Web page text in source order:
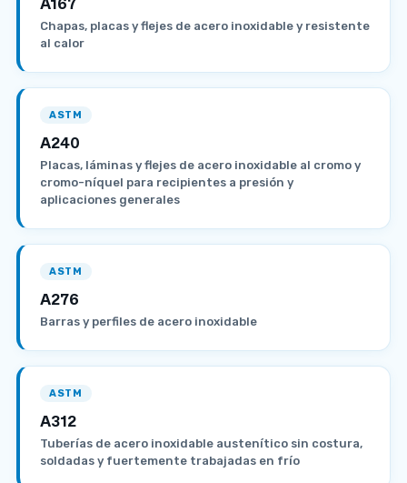
Chapas, placas y flejes de acero inoxidable y resistente
al calor
ASTM
A240
Placas, láminas y flejes de acero inoxidable al cromo y
cromo-níquel para recipientes a presión y
aplicaciones generales
ASTM
A276
Barras y perfiles de acero inoxidable
ASTM
A312
Tuberías de acero inoxidable austenítico sin costura,
soldadas y fuertemente trabajadas en frío